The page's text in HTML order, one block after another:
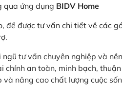
qua ứng dụng BIDV Home
để được tư vấn chi tiết về các
tư vấn chuyên nghiệp và
chính an toàn, minh bạch,
nâng cao chất lượng cuộc